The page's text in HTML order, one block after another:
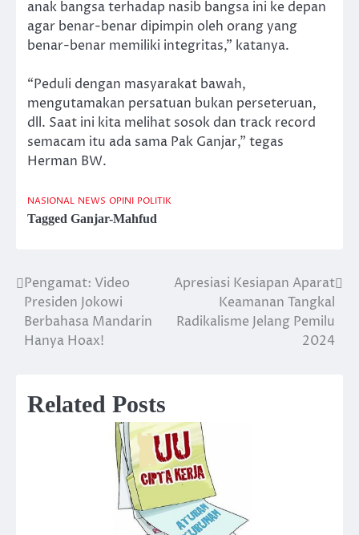
anak bangsa terhadap nasib bangsa ini ke depan
agar benar-benar dipimpin oleh orang yang
benar-benar memiliki integritas,” katanya.
“Peduli dengan masyarakat bawah,
mengutamakan persatuan bukan perseteruan,
dll. Saat ini kita melihat sosok dan track record
semacam itu ada sama Pak Ganjar,” tegas
Herman BW.
NASIONAL NEWS OPINI POLITIK
Tagged Ganjar-Mahfud
Post
navigation
Pengamat: Video
Presiden Jokowi
Berbahasa Mandarin
Hanya Hoax!
Apresiasi Kesiapan Aparat
Keamanan Tangkal
Radikalisme Jelang Pemilu
2024
Related Posts